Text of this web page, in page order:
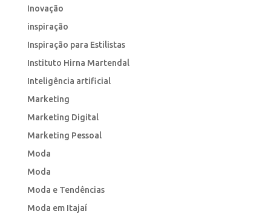
Inovação
inspiração
Inspiração para Estilistas
Instituto Hirna Martendal
Inteligência artificial
Marketing
Marketing Digital
Marketing Pessoal
Moda
Moda
Moda e Tendências
Moda em Itajaí